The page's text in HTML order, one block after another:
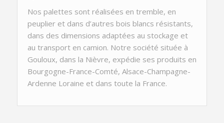
Nos palettes sont réalisées en tremble, en
peuplier et dans d’autres bois blancs résistants,
dans des dimensions adaptées au stockage et
au transport en camion. Notre société située à
Gouloux, dans la Nièvre, expédie ses produits en
Bourgogne-France-Comté, Alsace-Champagne-
Ardenne Loraine et dans toute la France.